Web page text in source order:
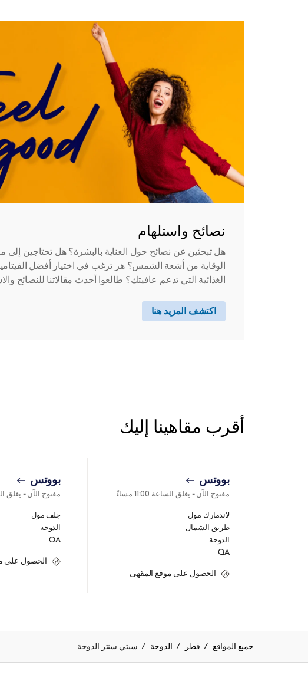
نصائح واستلهام
هل تبحثين عن نصائح حول العناية بالبشرة؟ هل تحتاجين
الوقاية من أشعة الشمس؟ هر ترغب في اختيار أفضل
الغذائية التي تدعم عافيتك؟ طالعوا أحدث مقالاتنا للنصائح
اكتشف المزيد هنا
أقرب مقاهينا إليك
بووتس
مفتوح الآن - يغلق الساعة 11:00 مساءً
لاندمارك مول
طريق الشمال
الدوحة
QA
الحصول على موقع المقهى
بووتس
مفتوح الآن- يغلق
جلف مول
الدوحة
QA
الحصول على
جميع المواقع قطر الدوحة سيتي سنتر الدوحة